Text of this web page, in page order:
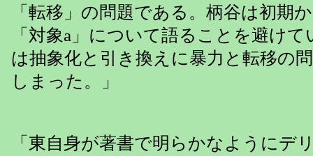
「転移」の問題である。柄谷は初期
「対象a」について語ることを避け
は抽象化と引き換えに暴力と転移の
しまった。」
「東自身が著書で明らかなようにデ